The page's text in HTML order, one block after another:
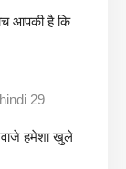
आपकी है कि
29
हमेशा खुले